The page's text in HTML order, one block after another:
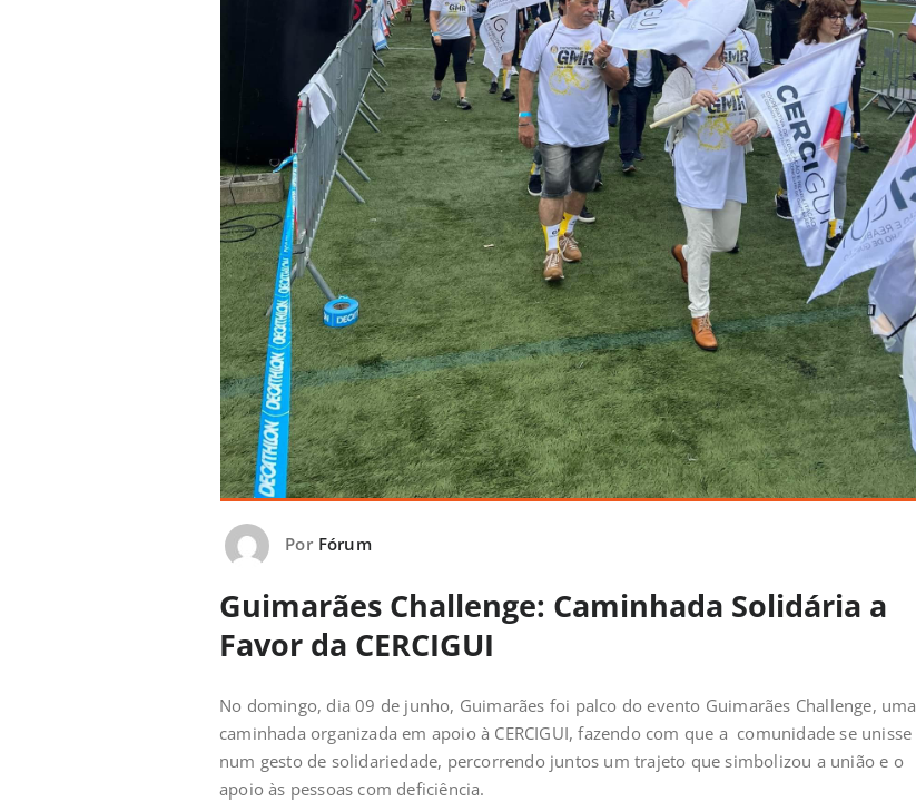
Por Fórum
Guimarães Challenge: Caminhada Solidária a
Favor da CERCIGUI
No domingo, dia 09 de junho, Guimarães foi palco do evento Guimarães Challenge, uma
caminhada organizada em apoio à CERCIGUI, fazendo com que a comunidade se unisse
num gesto de solidariedade, percorrendo juntos um trajeto que simbolizou a união e o
apoio às pessoas com deficiência.